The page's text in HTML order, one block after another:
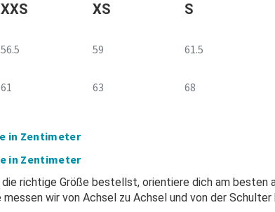
XXS XS S
56.5 59 61.5
61 63 68
in Zentimeter
in Zentimeter
die richtige Größe bestellst, orientiere dich am besten
wir von Achsel zu Achsel und von der